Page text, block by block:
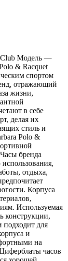
Club Модель —
& Racquet
спортом
отражающий
жизни,
в себе
делая их
стиль и
Polo &
бренда
использования,
отдыха,
Корпуса
Используемая
конструкции,
подходит для
и
на
часов